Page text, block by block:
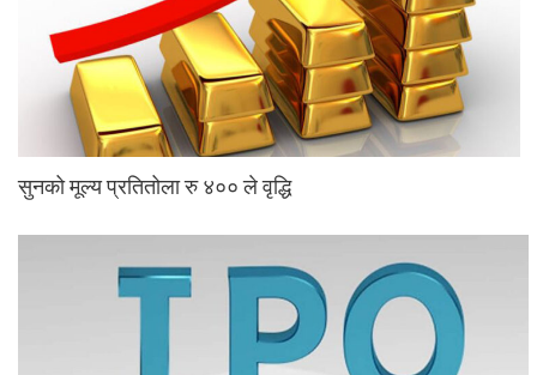
सुनको मूल्य प्रतितोला रु ४०० ले वृद्धि